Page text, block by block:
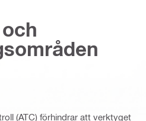
(ATC) förhindrar att verktyget